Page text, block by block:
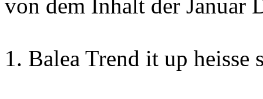
von dem Inhalt der
1. Balea Trend it up heisse